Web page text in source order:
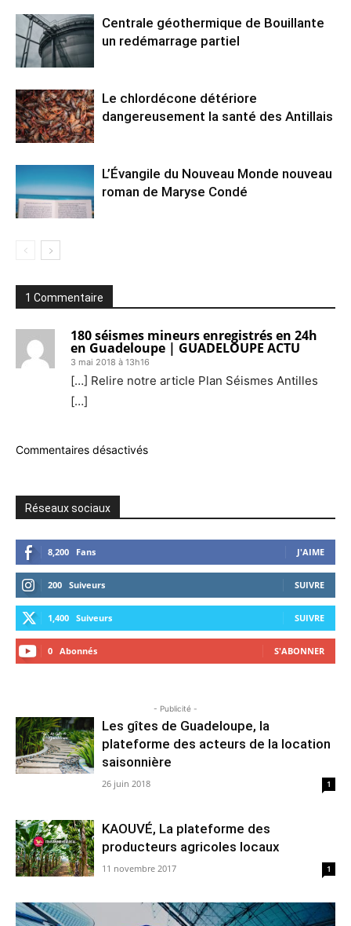
Centrale géothermique de Bouillante
un redémarrage partiel
Le chlordécone détériore
dangereusement la santé des Antillais
L’Évangile du Nouveau Monde nouveau
roman de Maryse Condé
1 Commentaire
180 séismes mineurs enregistrés en 24h
en Guadeloupe | GUADELOUPE ACTU
3 mai 2018 à 13h16
[…] Relire notre article Plan Séismes Antilles
[…]
Commentaires désactivés
Réseaux sociaux
8,200 Fans J'AIME
200 Suiveurs SUIVRE
1,400 Suiveurs SUIVRE
0 Abonnés S'ABONNER
- Publicité -
Les gîtes de Guadeloupe, la
plateforme des acteurs de la location
saisonnière
26 juin 2018 1
KAOUVÉ, La plateforme des
producteurs agricoles locaux
11 novembre 2017 1